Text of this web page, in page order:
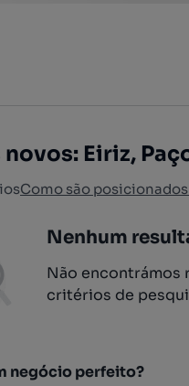
Eiriz,
Como são
Nenhum
Não encontrámos
critérios de
negócio perfeito?